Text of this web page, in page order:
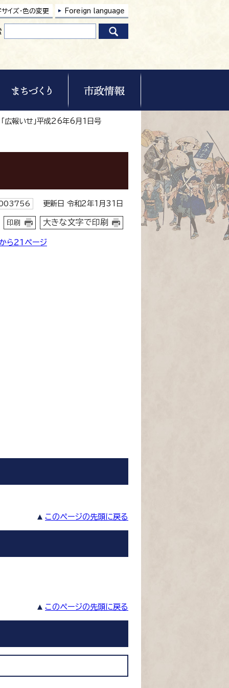
イズ・色の変更 Foreign language
広報いせ」平成26年6月1日号
更新日 令和2年1月31日
印刷 大きな文字で印刷
ら21ページ
このページの先頭に戻る
このページの先頭に戻る